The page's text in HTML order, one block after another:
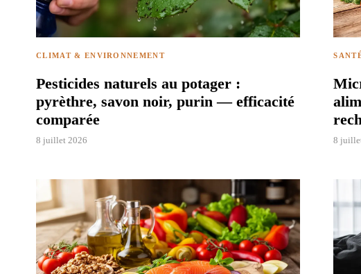
CLIMAT & ENVIRONNEMENT
Pesticides naturels au potager :
pyrèthre, savon noir, purin — efficacité
comparée
8 juillet 2026 8